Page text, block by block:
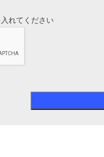
れてください